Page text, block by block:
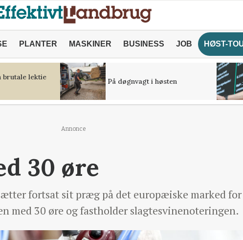
PLANTER MASKINER BUSINESS JOB HØST-
brutale lektie
På døgnvagt i høsten
Annonce
30 øre
fortsat sit præg på det europæiske marked
med 30 øre og fastholder slagtesvinenoteringen.